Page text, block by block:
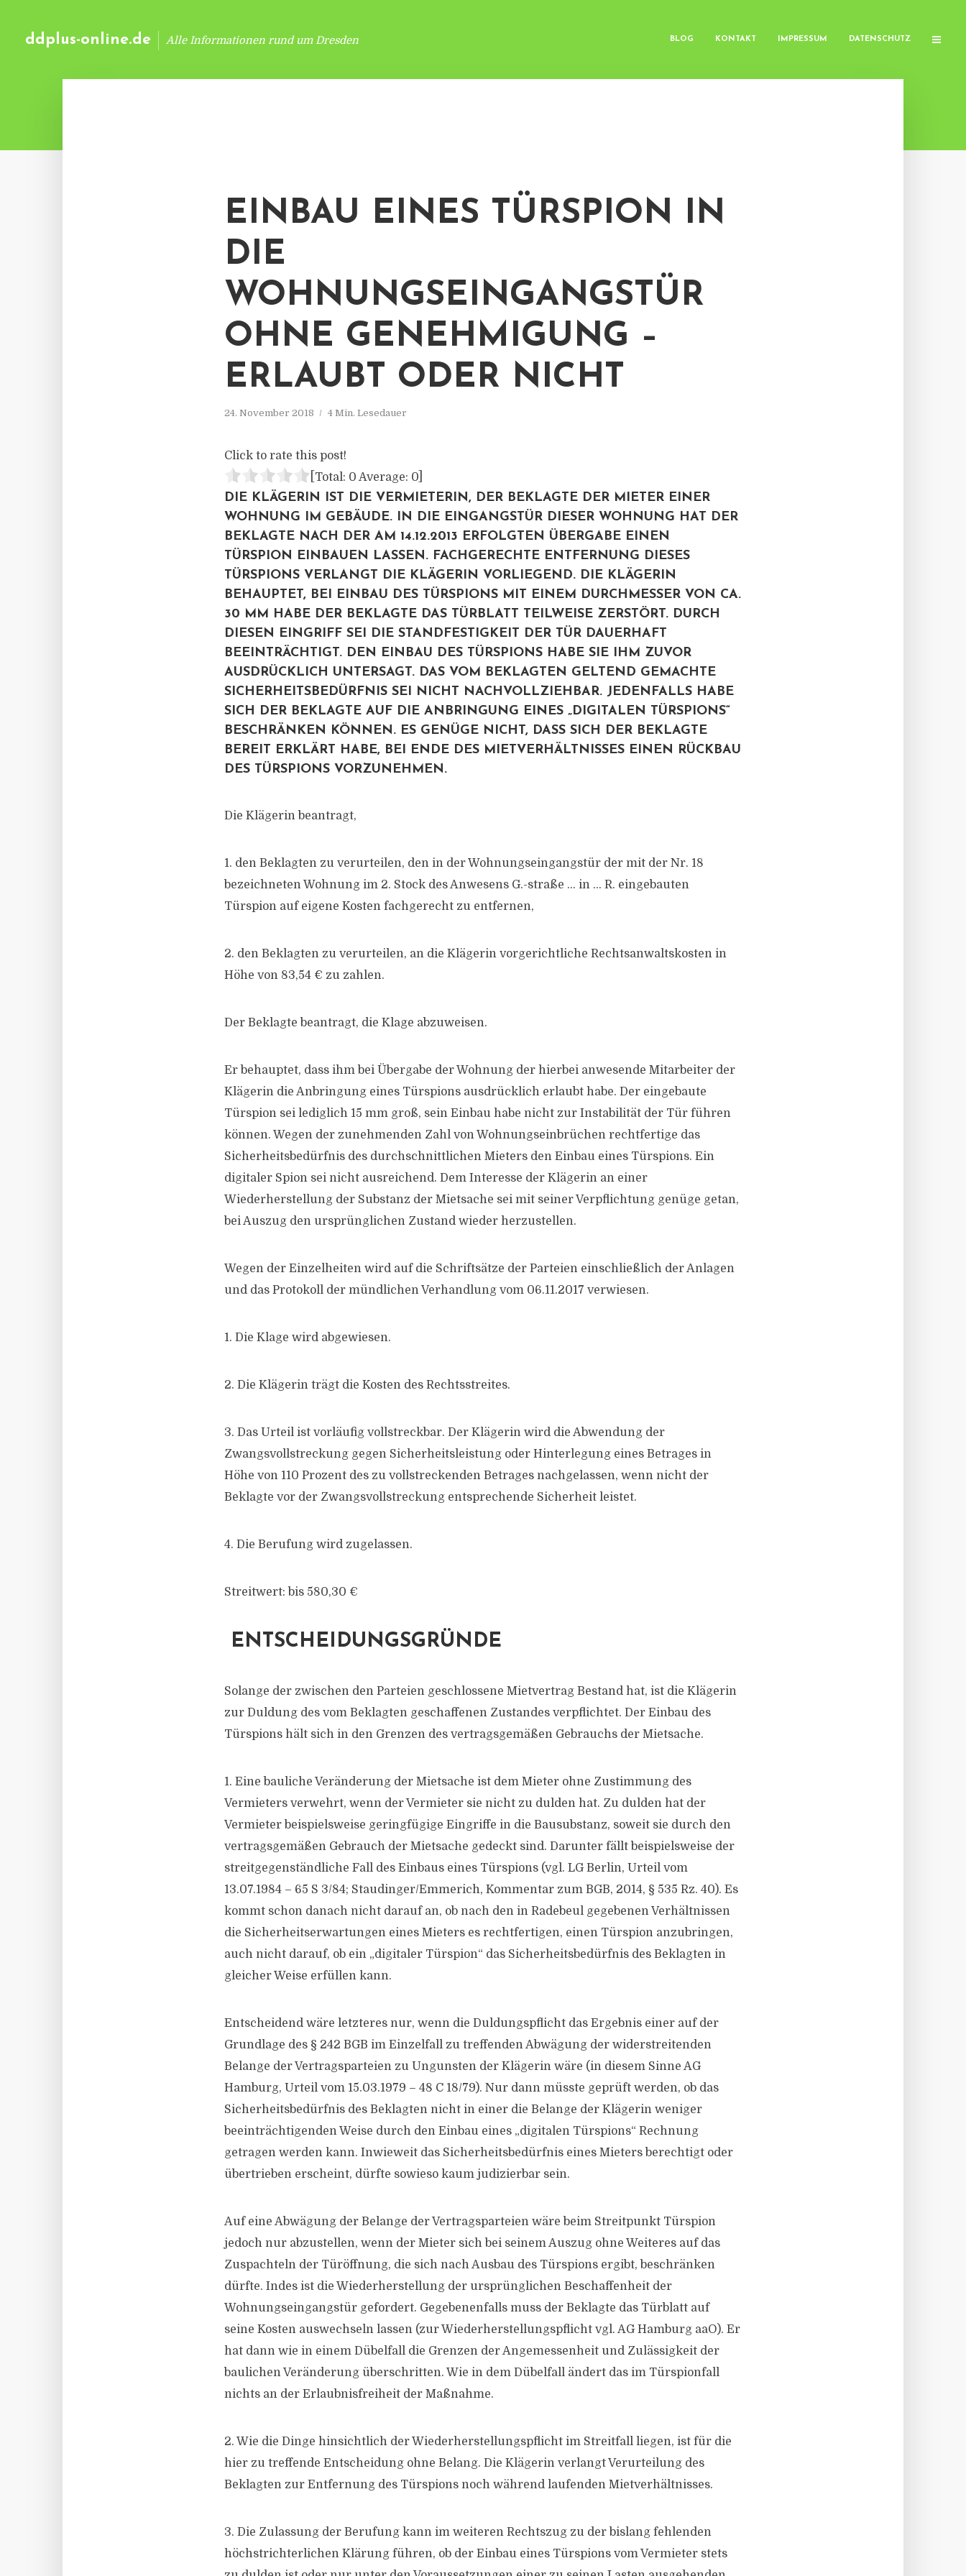
ddplus-online.de Alle Informationen rund um Dresden BLOG KONTAKT IMPRESSUM DATENSCHUTZ
EINBAU EINES TÜRSPION IN
DIE
WOHNUNGSEINGANGSTÜR
OHNE GENEHMIGUNG –
ERLAUBT ODER NICHT
24. November 2018 4 Min. Lesedauer
Click to rate this post!
[Total: 0 Average: 0
DIE KLÄGERIN IST DIE VERMIETERIN, DER BEKLAGTE DER MIETER EINER
WOHNUNG IM GEBÄUDE. IN DIE EINGANGSTÜR DIESER WOHNUNG HAT DER
BEKLAGTE NACH DER AM 14.12.2013 ERFOLGTEN ÜBERGABE EINEN
TÜRSPION EINBAUEN LASSEN. FACHGERECHTE ENTFERNUNG DIESES
TÜRSPIONS VERLANGT DIE KLÄGERIN VORLIEGEND. DIE KLÄGERIN
BEHAUPTET, BEI EINBAU DES TÜRSPIONS MIT EINEM DURCHMESSER VON CA.
30 MM HABE DER BEKLAGTE DAS TÜRBLATT TEILWEISE ZERSTÖRT. DURCH
DIESEN EINGRIFF SEI DIE STANDFESTIGKEIT DER TÜR DAUERHAFT
BEEINTRÄCHTIGT. DEN EINBAU DES TÜRSPIONS HABE SIE IHM ZUVOR
AUSDRÜCKLICH UNTERSAGT. DAS VOM BEKLAGTEN GELTEND GEMACHTE
SICHERHEITSBEDÜRFNIS SEI NICHT NACHVOLLZIEHBAR. JEDENFALLS HABE
SICH DER BEKLAGTE AUF DIE ANBRINGUNG EINES „DIGITALEN TÜRSPIONS“
BESCHRÄNKEN KÖNNEN. ES GENÜGE NICHT, DASS SICH DER BEKLAGTE
BEREIT ERKLÄRT HABE, BEI ENDE DES MIETVERHÄLTNISSES EINEN RÜCKBAU
DES TÜRSPIONS VORZUNEHMEN.
Die Klägerin beantragt,
1. den Beklagten zu verurteilen, den in der Wohnungseingangstür der mit der Nr. 18
bezeichneten Wohnung im 2. Stock des Anwesens G.-straße … in … R. eingebauten
Türspion auf eigene Kosten fachgerecht zu entfernen,
2. den Beklagten zu verurteilen, an die Klägerin vorgerichtliche Rechtsanwaltskosten in
Höhe von 83,54 € zu zahlen.
Der Beklagte beantragt, die Klage abzuweisen.
Er behauptet, dass ihm bei Übergabe der Wohnung der hierbei anwesende Mitarbeiter der
Klägerin die Anbringung eines Türspions ausdrücklich erlaubt habe. Der eingebaute
Türspion sei lediglich 15 mm groß, sein Einbau habe nicht zur Instabilität der Tür führen
können. Wegen der zunehmenden Zahl von Wohnungseinbrüchen rechtfertige das
Sicherheitsbedürfnis des durchschnittlichen Mieters den Einbau eines Türspions. Ein
digitaler Spion sei nicht ausreichend. Dem Interesse der Klägerin an einer
Wiederherstellung der Substanz der Mietsache sei mit seiner Verpflichtung genüge getan,
bei Auszug den ursprünglichen Zustand wieder herzustellen.
Wegen der Einzelheiten wird auf die Schriftsätze der Parteien einschließlich der Anlagen
und das Protokoll der mündlichen Verhandlung vom 06.11.2017 verwiesen.
1. Die Klage wird abgewiesen.
2. Die Klägerin trägt die Kosten des Rechtsstreites.
3. Das Urteil ist vorläufig vollstreckbar. Der Klägerin wird die Abwendung der
Zwangsvollstreckung gegen Sicherheitsleistung oder Hinterlegung eines Betrages in
Höhe von 110 Prozent des zu vollstreckenden Betrages nachgelassen, wenn nicht der
Beklagte vor der Zwangsvollstreckung entsprechende Sicherheit leistet.
4. Die Berufung wird zugelassen.
Streitwert: bis 580,30 €
ENTSCHEIDUNGSGRÜNDE
Solange der zwischen den Parteien geschlossene Mietvertrag Bestand hat, ist die Klägerin
zur Duldung des vom Beklagten geschaffenen Zustandes verpflichtet. Der Einbau des
Türspions hält sich in den Grenzen des vertragsgemäßen Gebrauchs der Mietsache.
1. Eine bauliche Veränderung der Mietsache ist dem Mieter ohne Zustimmung des
Vermieters verwehrt, wenn der Vermieter sie nicht zu dulden hat. Zu dulden hat der
Vermieter beispielsweise geringfügige Eingriffe in die Bausubstanz, soweit sie durch den
vertragsgemäßen Gebrauch der Mietsache gedeckt sind. Darunter fällt beispielsweise der
streitgegenständliche Fall des Einbaus eines Türspions (vgl. LG Berlin, Urteil vom
13.07.1984 – 65 S 3/84; Staudinger/Emmerich, Kommentar zum BGB, 2014, § 535 Rz. 40). Es
kommt schon danach nicht darauf an, ob nach den in Radebeul gegebenen Verhältnissen
die Sicherheitserwartungen eines Mieters es rechtfertigen, einen Türspion anzubringen,
auch nicht darauf, ob ein „digitaler Türspion“ das Sicherheitsbedürfnis des Beklagten in
gleicher Weise erfüllen kann.
Entscheidend wäre letzteres nur, wenn die Duldungspflicht das Ergebnis einer auf der
Grundlage des § 242 BGB im Einzelfall zu treffenden Abwägung der widerstreitenden
Belange der Vertragsparteien zu Ungunsten der Klägerin wäre (in diesem Sinne AG
Hamburg, Urteil vom 15.03.1979 – 48 C 18/79). Nur dann müsste geprüft werden, ob das
Sicherheitsbedürfnis des Beklagten nicht in einer die Belange der Klägerin weniger
beeinträchtigenden Weise durch den Einbau eines „digitalen Türspions“ Rechnung
getragen werden kann. Inwieweit das Sicherheitsbedürfnis eines Mieters berechtigt oder
übertrieben erscheint, dürfte sowieso kaum judizierbar sein.
Auf eine Abwägung der Belange der Vertragsparteien wäre beim Streitpunkt Türspion
jedoch nur abzustellen, wenn der Mieter sich bei seinem Auszug ohne Weiteres auf das
Zuspachteln der Türöffnung, die sich nach Ausbau des Türspions ergibt, beschränken
dürfte. Indes ist die Wiederherstellung der ursprünglichen Beschaffenheit der
Wohnungseingangstür gefordert. Gegebenenfalls muss der Beklagte das Türblatt auf
seine Kosten auswechseln lassen (zur Wiederherstellungspflicht vgl. AG Hamburg aaO). Er
hat dann wie in einem Dübelfall die Grenzen der Angemessenheit und Zulässigkeit der
baulichen Veränderung überschritten. Wie in dem Dübelfall ändert das im Türspionfall
nichts an der Erlaubnisfreiheit der Maßnahme.
2. Wie die Dinge hinsichtlich der Wiederherstellungspflicht im Streitfall liegen, ist für die
hier zu treffende Entscheidung ohne Belang. Die Klägerin verlangt Verurteilung des
Beklagten zur Entfernung des Türspions noch während laufenden Mietverhältnisses.
3. Die Zulassung der Berufung kann im weiteren Rechtszug zu der bislang fehlenden
höchstrichterlichen Klärung führen, ob der Einbau eines Türspions vom Vermieter stets